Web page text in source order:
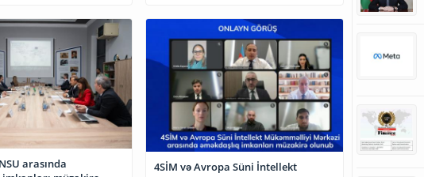
arasında
4SİM və Avropa Süni İntellekt